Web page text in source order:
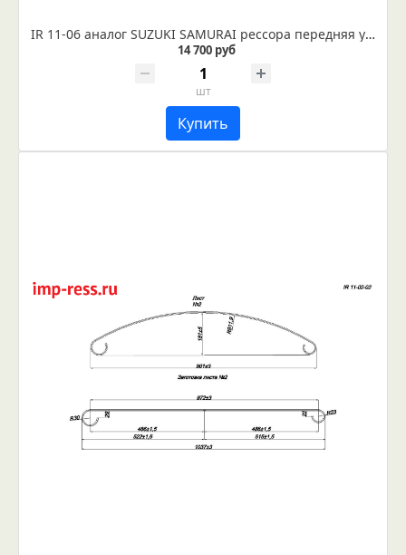
IR 11-06 аналог SUZUKI SAMURAI рессора передняя усиленная
14 700 руб
шт
Купить